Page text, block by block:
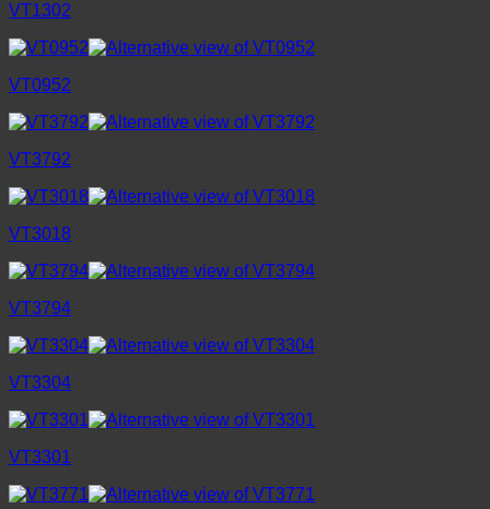
VT1302
VT0952
VT3792
VT3018
VT3794
VT3304
VT3301